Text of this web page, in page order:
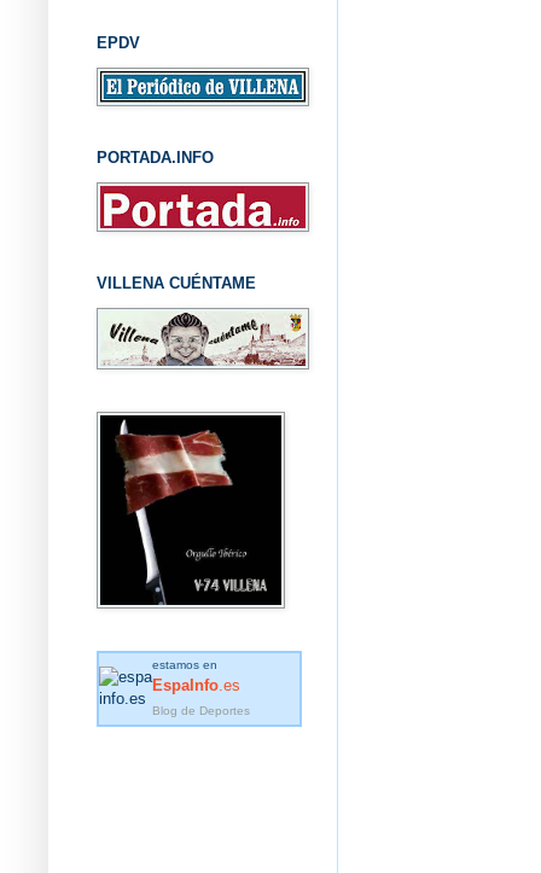
EPDV
PORTADA.INFO
VILLENA CUÉNTAME
estamos en
EspaInfo .es
Blog de Deportes